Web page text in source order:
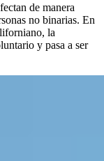
de manera
no binarias. En
la
y pasa a ser